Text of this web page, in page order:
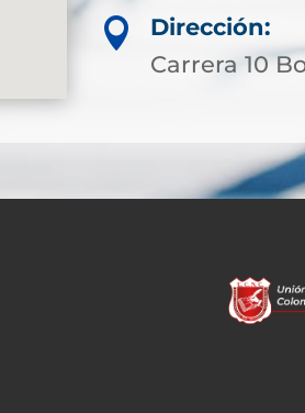

Dirección:
Carrera 10